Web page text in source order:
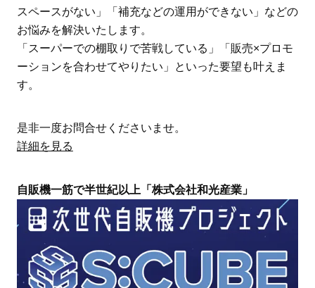
スペースがない」「補充などの運用ができない」などの
お悩みを解決いたします。
「スーパーでの棚取りで苦戦している」「販売×プロモ
ーションを合わせてやりたい」といった要望も叶えま
す。
是非一度お問合せくださいませ。
詳細を見る
自販機一筋で半世紀以上「株式会社和光産業」